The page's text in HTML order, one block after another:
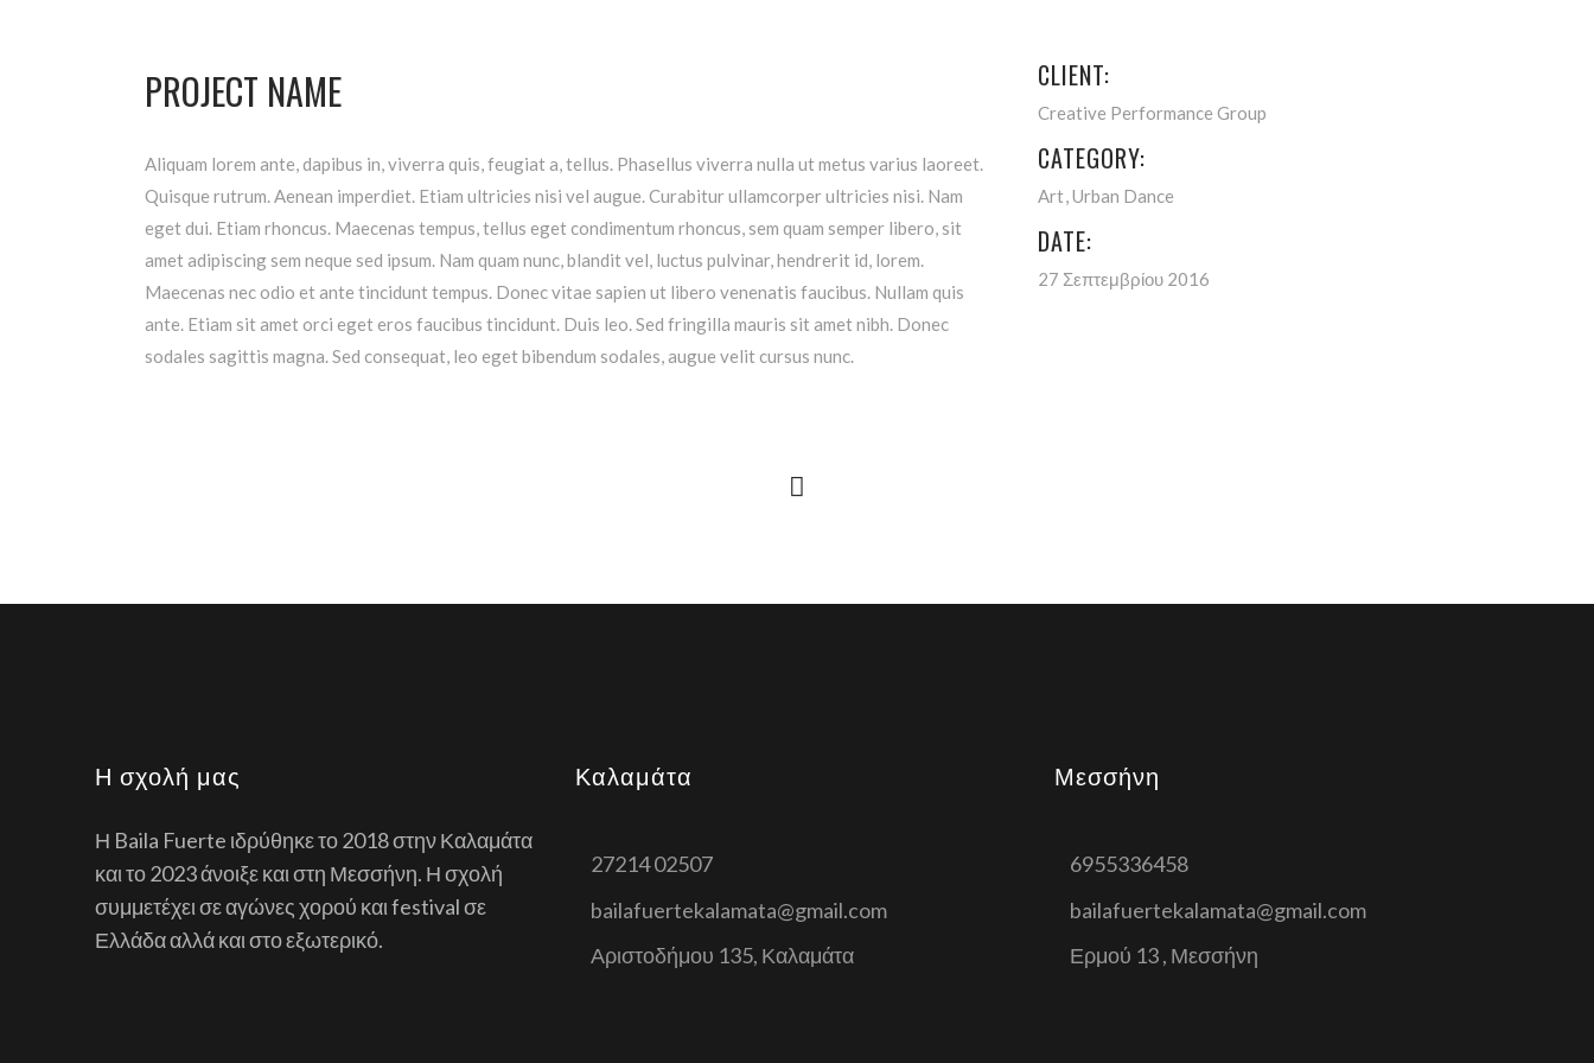
PROJECT NAME
Aliquam lorem ante, dapibus in, viverra quis, feugiat a, tellus. Phasellus viverra nulla ut metus varius laoreet.
Quisque rutrum. Aenean imperdiet. Etiam ultricies nisi vel augue. Curabitur ullamcorper ultricies nisi. Nam
eget dui. Etiam rhoncus. Maecenas tempus, tellus eget condimentum rhoncus, sem quam semper libero, sit
amet adipiscing sem neque sed ipsum. Nam quam nunc, blandit vel, luctus pulvinar, hendrerit id, lorem.
Maecenas nec odio et ante tincidunt tempus. Donec vitae sapien ut libero venenatis faucibus. Nullam quis
ante. Etiam sit amet orci eget eros faucibus tincidunt. Duis leo. Sed fringilla mauris sit amet nibh. Donec
sodales sagittis magna. Sed consequat, leo eget bibendum sodales, augue velit cursus nunc.
CLIENT:
Creative Performance Group
CATEGORY:
Art Urban Dance
DATE:
27 Σεπτεμβρίου 2016
Η σχολή μας
Η Baila Fuerte ιδρύθηκε το 2018 στην Καλαμάτα
και το 2023 άνοιξε και στη Μεσσήνη. Η σχολή
συμμετέχει σε αγώνες χορού και festival σε
Ελλάδα αλλά και στο εξωτερικό.
Καλαμάτα
27214 02507
bailafuertekalamata@gmail.com
Αριστοδήμου 135, Καλαμάτα
Μεσσήνη
6955336458
bailafuertekalamata@gmail.com
Ερμού 13 , Μεσσήνη